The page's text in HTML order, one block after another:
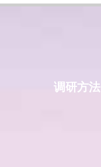
调研方法